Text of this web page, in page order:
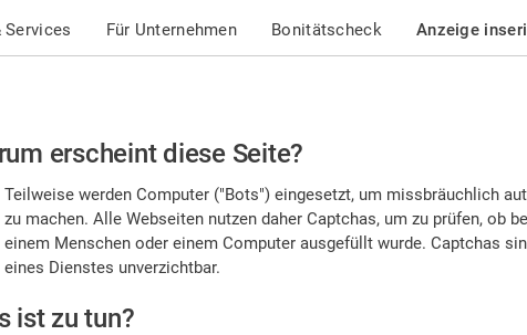
Services Für Unternehmen Bonitätscheck Anzeige
erscheint diese Seite?
Teilweise werden Computer ("Bots") eingesetzt, um missbräuchlich
zu machen. Alle Webseiten nutzen daher Captchas, um zu prüfen, ob
einem Menschen oder einem Computer ausgefüllt wurde. Captchas
eines Dienstes unverzichtbar.
ist zu tun?